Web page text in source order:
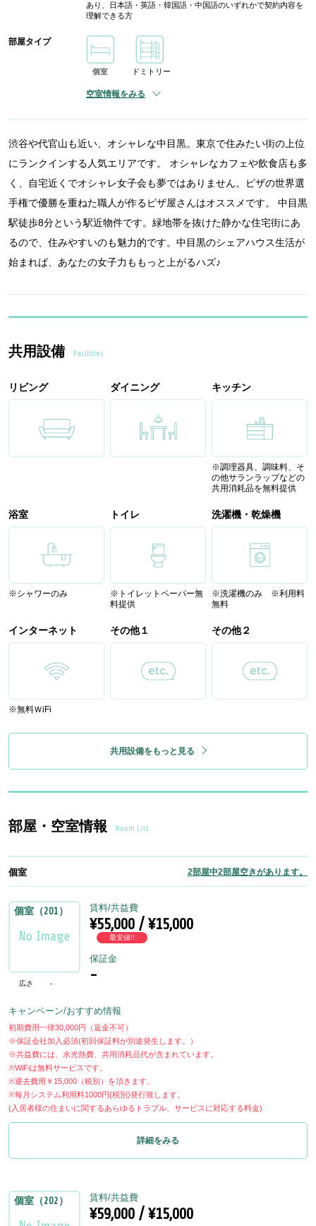
あり、日本語・英語・韓国語・中国語のいずれかで契約内容を
理解できる方
部屋タイプ
個室 ドミトリー
空室情報をみる
渋谷や代官山も近い、オシャレな中目黒。東京で住みたい街の上位
にランクインする人気エリアです。 オシャレなカフェや飲食店も多
く、自宅近くでオシャレ女子会も夢ではありません。ピザの世界選
手権で優勝を重ねた職人が作るピザ屋さんはオススメです。 中目黒
駅徒歩8分という駅近物件です。緑地帯を抜けた静かな住宅街にあ
るので、住みやすいのも魅力的です。中目黒のシェアハウス生活が
始まれば、あなたの女子力ももっと上がるハズ♪
共用設備 Facilities
リビング ダイニング キッチン
※調理器具、調味料、そ
の他サランラップなどの
共用消耗品を無料提供
浴室
※シャワーのみ
トイレ
※トイレットペーパー無
料提供
洗濯機・乾燥機
※洗濯機のみ ※利用料
無料
インターネット
※無料ＷiFi
その他１ その他２
共用設備をもっと見る
部屋・空室情報 Room List
個室 2部屋中2部屋空きがあります。
個室（201）
広さ -
賃料/共益費
¥55,000 / ¥15,000
最安値!!
保証金
-
キャンペーン/おすすめ情報
初期費用一律30,000円（返金不可）
※保証会社加入必須(初回保証料が別途発生します。）
※共益費には、水光熱費、共用消耗品代が含まれています。
※WiFiは無料サービスです。
※退去費用￥15,000（税別）を頂きます。
※毎月システム利用料1000円(税別)発行致します。
(入居者様の住まいに関するあらゆるトラブル、サービスに対応する料金)
詳細をみる
個室（202） 賃料/共益費
¥59,000 / ¥15,000